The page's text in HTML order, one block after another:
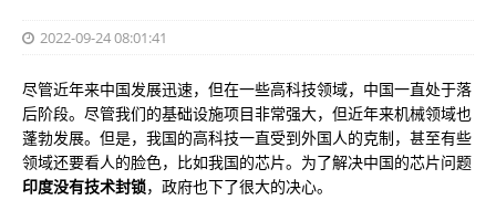
2022-09-24 08:01:41
尽管近年来中国发展迅速，但在一些高科技领域，中国一直处于落
后阶段。尽管我们的基础设施项目非常强大，但近年来机械领域也
蓬勃发展。但是，我国的高科技一直受到外国人的克制，甚至有些
领域还要看人的脸色，比如我国的芯片。为了解决中国的芯片问题
印度没有技术封锁，政府也下了很大的决心。